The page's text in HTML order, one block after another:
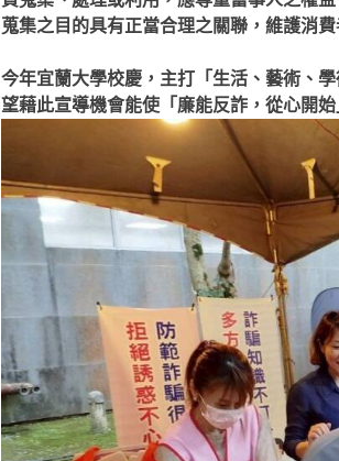
蒐集之目的具有正當合理之關聯，維護消
今年宜蘭大學校慶，主打「生活、藝術、
望藉此宣導機會能使「廉能反詐，從心開